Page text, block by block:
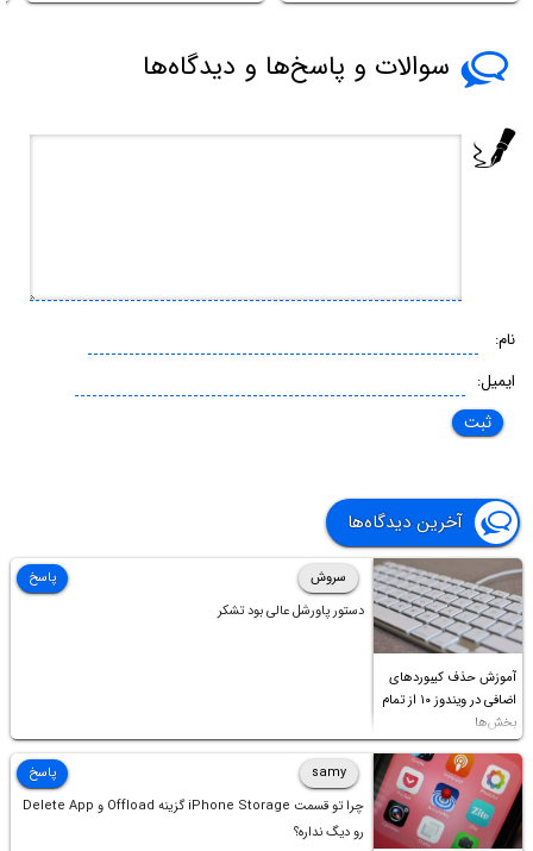
سوالات و پاسخ‌ها و دیدگاه‌ها
نام:
ایمیل:
آخرین دیدگاه‌ها
آموزش حذف کیبوردهای
اضافی در ویندوز ۱۰ از تمام
بخش‌ها
سروش
دستور پاورشل عالی بود تشکر
پاسخ
samy
چرا تو قسمت iPhone Storage گزینه Offload و Delete App
رو دیگ نداره؟
پاسخ